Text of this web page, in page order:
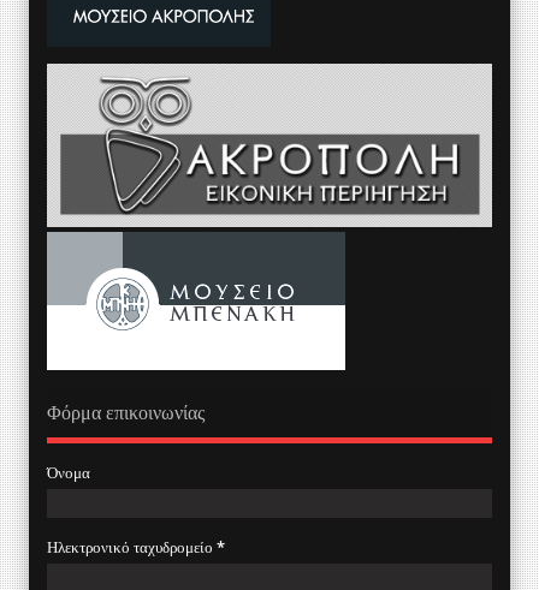
Φόρμα επικοινωνίας
Όνομα
Ηλεκτρονικό ταχυδρομείο *